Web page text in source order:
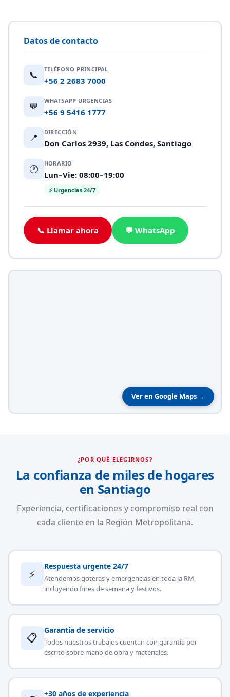
Datos de contacto
📞 TELÉFONO PRINCIPAL
+56 2 2683 7000
💬 WHATSAPP URGENCIAS
+56 9 5416 1777
📍 DIRECCIÓN
Don Carlos 2939, Las Condes, Santiago
🕐 HORARIO
Lun–Vie: 08:00–19:00
⚡ Urgencias 24/7
📞 Llamar ahora 💬 WhatsApp
Ver en Google Maps →
¿POR QUÉ ELEGIRNOS?
La confianza de miles de hogares
en Santiago
Experiencia, certificaciones y compromiso real con
cada cliente en la Región Metropolitana.
⚡
Respuesta urgente 24/7
Atendemos goteras y emergencias en toda la RM,
incluyendo fines de semana y festivos.
📋
Garantía de servicio
Todos nuestros trabajos cuentan con garantía por
escrito sobre mano de obra y materiales.
+30 años de experiencia